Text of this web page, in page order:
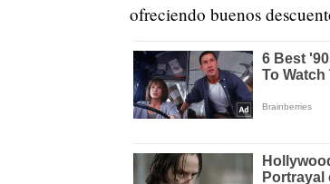
ofreciendo buenos